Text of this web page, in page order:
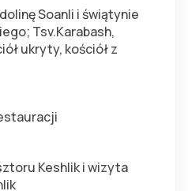
Soanli i świątynie
Tsv.Karabash,
ukryty, kościół z
Keshlik i wizyta